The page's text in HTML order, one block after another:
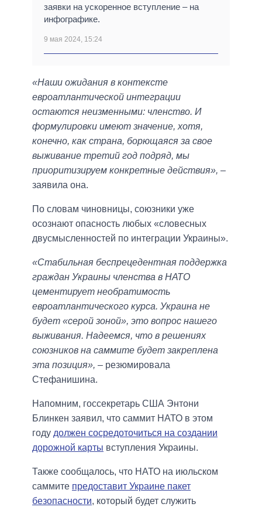
заявки на ускоренное вступление – на
инфографике.
9 мая 2024, 15:24
«Наши ожидания в контексте
евроатлантической интеграции
остаются неизменными: членство. И
формулировки имеют значение, хотя,
конечно, как страна, борющаяся за свое
выживание третий год подряд, мы
приоритизируем конкретные действия», –
заявила она.
По словам чиновницы, союзники уже
осознают опасность любых «словесных
двусмысленностей по интеграции Украины».
«Стабильная беспрецедентная поддержка
граждан Украины членства в НАТО
цементирует необратимость
евроатлантического курса. Украина не
будет «серой зоной», это вопрос нашего
выживания. Надеемся, что в решениях
союзников на саммите будет закреплена
эта позиция», – резюмировала
Стефанишина.
Напомним, госсекретарь США Энтони
Блинкен заявил, что саммит НАТО в этом
году должен сосредоточиться на создании
дорожной карты вступления Украины.
Также сообщалось, что НАТО на июльском
саммите предоставит Украине пакет
безопасности, который будет служить